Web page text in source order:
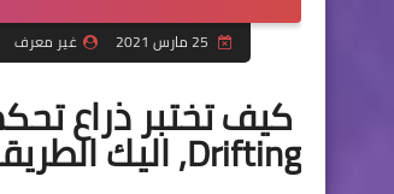
غير معرف
Drifting, اليك الطريقة..